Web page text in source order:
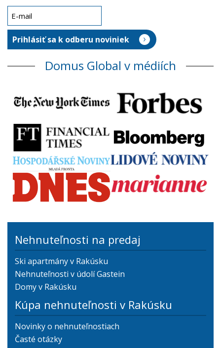
Domus Global v médiích
Nehnuteľnosti na predaj
Ski apartmány v Rakúsku
Nehnuteľnosti v údolí Gastein
Domy v Rakúsku
Kúpa nehnuteľnosti v Rakúsku
Novinky o nehnuteľnostiach
Časté otázky